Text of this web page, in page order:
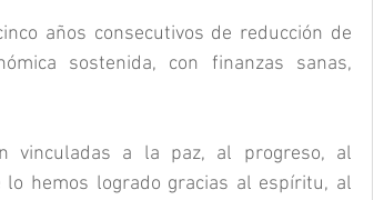
años consecutivos de reducción de
sostenida, con finanzas sanas,
vinculadas a la paz, al progreso, al
hemos logrado gracias al espíritu, al